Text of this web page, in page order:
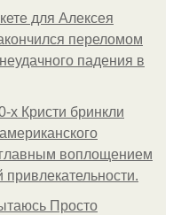
для Алексея
переломом
падения в
х Кристи бринкли
воплощением
привлекательности.
Просто